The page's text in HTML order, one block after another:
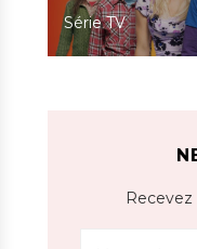
Série TV
Recevez